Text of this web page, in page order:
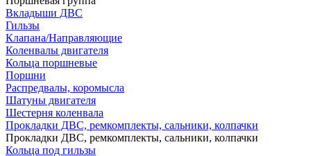
Вкладыши ДВС
Гильзы
Клапана/Направляющие
Коленвалы двигателя
Кольца поршневые
Поршни
Распредвалы, коромысла
Шатуны двигателя
Шестерня коленвала
Прокладки ДВС, ремкомплекты, сальники, колпачки
Прокладки ДВС, ремкомплекты, сальники, колпачки
Кольца под гильзы